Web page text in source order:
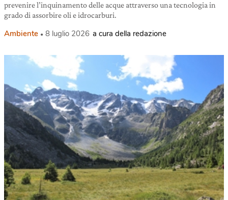
prevenire l’inquinamento delle acque attraverso una tecnologia in
grado di assorbire oli e idrocarburi.
Ambiente 8 luglio 2026 a cura della redazione